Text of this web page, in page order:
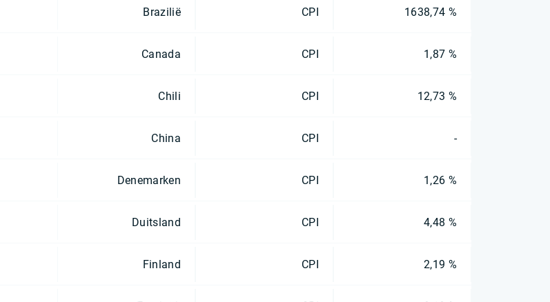
Brazilië CPI 1638,74 %
Canada CPI 1,87 %
Chili CPI 12,73 %
China CPI -
Denemarken CPI 1,26 %
Duitsland CPI 4,48 %
Finland CPI 2,19 %